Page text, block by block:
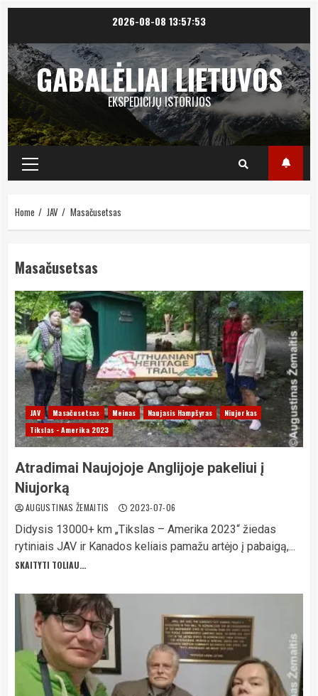
content
2026-08-08 13:57:53
GABALĖLIAI LIETUVOS
EKSPEDICIJŲ ISTORIJOS
Primary
Menu
Home JAV Masačusetsas
Masačusetsas
JAV Masačusetsas Meinas Naujasis Hampšyras
Niujorkas
Tikslas - Amerika 2023
Atradimai Naujojoje Anglijoje pakeliui į
Niujorką
AUGUSTINAS ŽEMAITIS 2023-07-06
Didysis 13000+ km „Tikslas – Amerika 2023“ žiedas
rytiniais JAV ir Kanados keliais pamažu artėjo į pabaigą,...
SKAITYTI TOLIAU...